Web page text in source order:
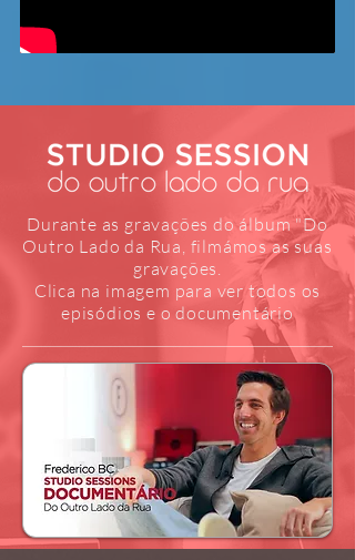
Durante as gravações do álbum "Do
Outro Lado da Rua, filmámos as suas
gravações.
Clica na imagem para ver todos os
episódios e o documentário